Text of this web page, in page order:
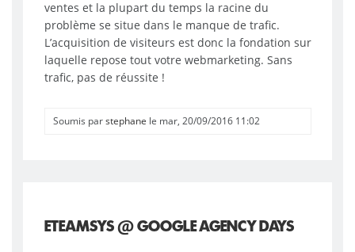
ventes et la plupart du temps la racine du
problème se situe dans le manque de trafic.
L’acquisition de visiteurs est donc la fondation sur
laquelle repose tout votre webmarketing. Sans
trafic, pas de réussite !
Soumis parstephane le mar, 20/09/2016 11:02
ETEAMSYS @ GOOGLE AGENCY DAYS